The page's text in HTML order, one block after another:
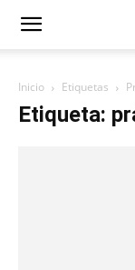
Inicio Etiquetas
Etiqueta: